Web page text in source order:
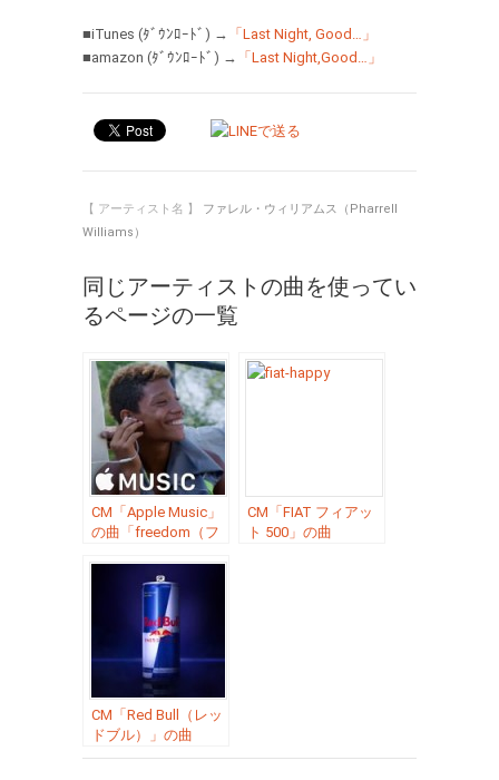
■iTunes (ﾀﾞｳﾝﾛｰﾄﾞ) → 「Last Night, Good…」
■amazon (ﾀﾞｳﾝﾛｰﾄﾞ) → 「Last Night,Good…」
【 アーティスト名 】 ファレル・ウィリアムス（Pharrell
Williams）
同じアーティストの曲を使ってい
るページの一覧
CM「Apple Music」
の曲「freedom（フ
Pharrell Williams（フ
ァレル・ウィリアム
CM「FIAT フィアッ
ト 500」の曲
CM「Red Bull（レッ
ドブル）」の曲
「Come Get It Bae